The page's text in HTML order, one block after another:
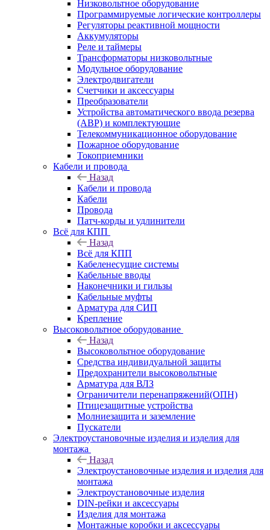
Низковольтное оборудование
Программируемые логические контроллеры
Регуляторы реактивной мощности
Аккумуляторы
Реле и таймеры
Трансформаторы низковольтные
Модульное оборудование
Электродвигатели
Счетчики и аксессуары
Преобразователи
Устройства автоматического ввода резерва
(АВР) и комплектующие
Телекоммуникационное оборудование
Пожарное оборудование
Токоприемники
Кабели и провода
Назад
Кабели и провода
Кабели
Провода
Патч-корды и удлинители
Всё для КПП
Назад
Всё для КПП
Кабеленесущие системы
Кабельные вводы
Наконечники и гильзы
Кабельные муфты
Арматура для СИП
Крепление
Высоковольтное оборудование
Назад
Высоковольтное оборудование
Средства индивидуальной защиты
Предохранители высоковольтные
Арматура для ВЛЗ
Ограничители перенапряжений(ОПН)
Птицезащитные устройства
Молниезащита и заземление
Пускатели
Электроустановочные изделия и изделия для
монтажа
Назад
Электроустановочные изделия и изделия для
монтажа
Электроустановочные изделия
DIN-рейки и аксессуары
Изделия для монтажа
Монтажные коробки и аксессуары